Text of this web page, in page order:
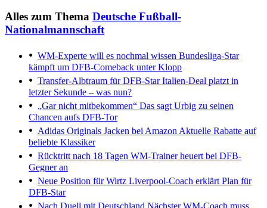
Alles zum Thema Deutsche Fußball-
Nationalmannschaft
WM-Experte will es nochmal wissen Bundesliga-Star
kämpft um DFB-Comeback unter Klopp
Transfer-Albtraum für DFB-StarItalien-Deal platzt in
letzter Sekunde – was nun?
„Gar nicht mitbekommen“ Das sagt Urbig zu seinen
Chancen aufs DFB-Tor
Adidas Originals Jacken bei Amazon Aktuelle Rabatte auf
beliebte Klassiker
Rücktritt nach 18 Tagen WM-Trainer heuert bei DFB-
Gegner an
Neue Position für Wirtz Liverpool-Coach erklärt Plan für
DFB-Star